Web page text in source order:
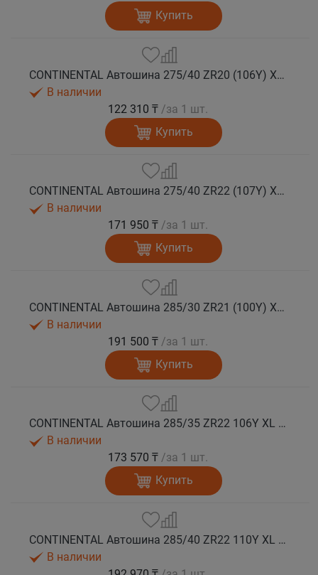
Купить
CONTINENTAL Автошина 275/40 ZR20 (106Y) XL FR SportContact 7 лето
В наличии
122 310 ₸ /за 1 шт.
Купить
CONTINENTAL Автошина 275/40 ZR22 (107Y) XL FR SportContact 7 лето
В наличии
171 950 ₸ /за 1 шт.
Купить
CONTINENTAL Автошина 285/30 ZR21 (100Y) XL FR SportContact 7 MGT лето
В наличии
191 500 ₸ /за 1 шт.
Купить
CONTINENTAL Автошина 285/35 ZR22 106Y XL FR SportContact 7 лето
В наличии
173 570 ₸ /за 1 шт.
Купить
CONTINENTAL Автошина 285/40 ZR22 110Y XL FR SportContact 7 NC0 лето
В наличии